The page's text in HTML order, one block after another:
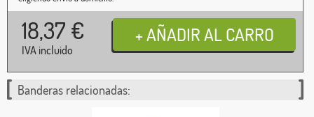
18,37 €
IVA incluido
Banderas relacionadas: